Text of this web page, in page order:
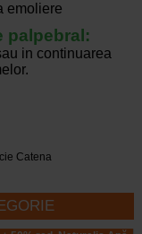
emoliere
palpebral:
in continuarea
Catena